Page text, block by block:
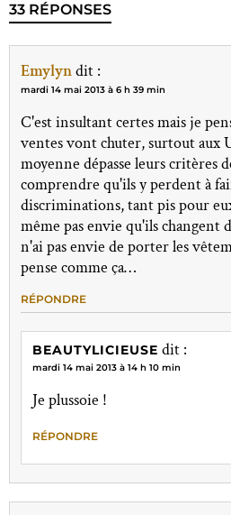
33 RÉPONSES
Emylyndit :
mardi 14 mai 2013 à 6 h 39 min
C'est insultant certes mais je
ventes vont chuter, surtout aux
moyenne dépasse leurs critères
comprendre qu'ils y perdent à
discriminations, tant pis pour
même pas envie qu'ils changent
n'ai pas envie de porter les
pense comme ça…
RÉPONDRE
BEAUTYLICIEUSE dit :
mardi 14 mai 2013 à 14 h 10 min
Je plussoie !
RÉPONDRE